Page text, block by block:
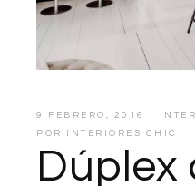
9 FEBRERO, 2016
POR
INTERIORES CHIC
Dúplex